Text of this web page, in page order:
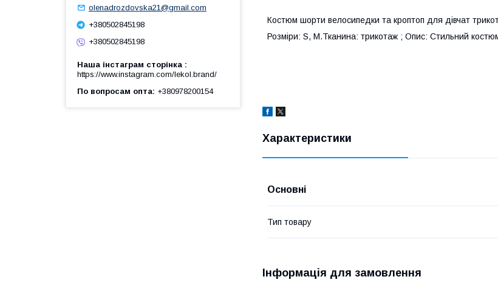
Костюм шорти велосипедки та кроптоп для дівчат
Розміри: S, M.Тканина: трикотаж ; Опис: Стильний
Характеристики
Основні
Тип товару
Інформація для замовлення
olenadrozdovska21@gmail.com
+380502845198
+380502845198
Наша інстаграм сторінка
https://www.instagram.com/lekol.brand/
По вопросам опта +380978200154